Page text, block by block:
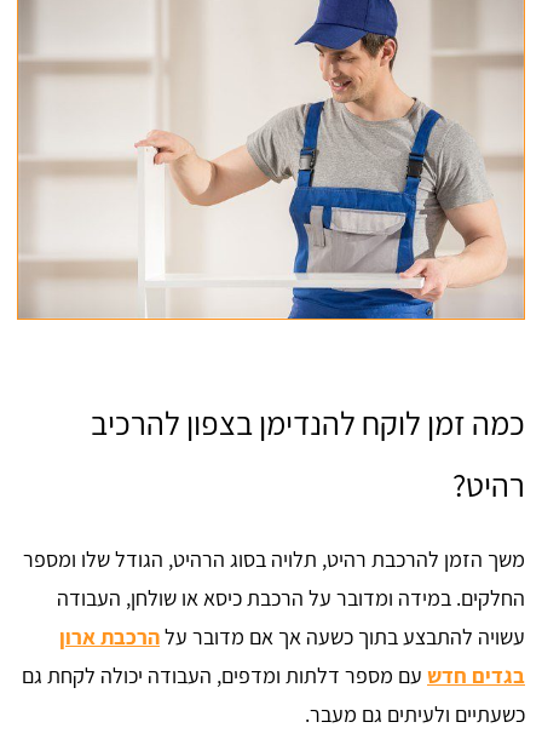
כמה זמן לוקח להנדימן בצפון להרכיב
רהיט?
משך הזמן להרכבת רהיט, תלויה בסוג הרהיט, הגודל שלו ומספר
החלקים. במידה ומדובר על הרכבת כיסא או שולחן, העבודה
עשויה להתבצע בתוך כשעה אך אם מדובר עלהרכבת ארון
בגדים חדש עם מספר דלתות ומדפים, העבודה יכולה לקחת גם
כשעתיים ולעיתים גם מעבר.